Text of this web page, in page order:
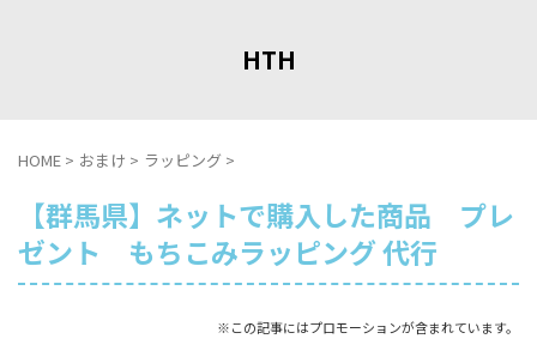
HTH
HOME > おまけ > ラッピング >
【群馬県】ネットで購入した商品 プレ
ゼント もちこみラッピング 代行
※この記事にはプロモーションが含まれています。